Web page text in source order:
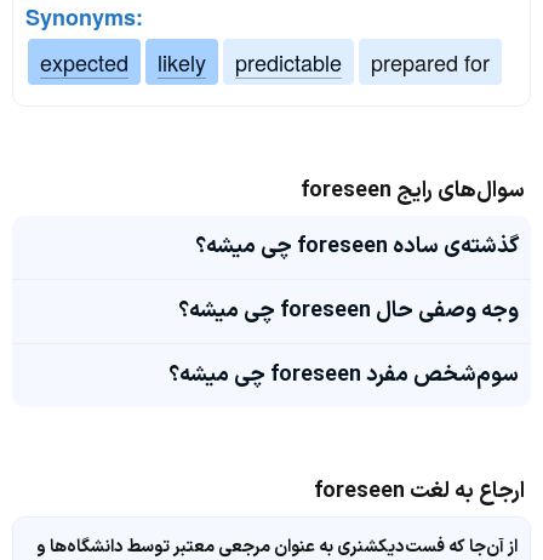
Synonyms:
expected
likely predictable prepared for
سوال‌های رایج foreseen
گذشته‌ی ساده foreseen چی میشه؟
وجه وصفی حال foreseen چی میشه؟
سوم‌شخص مفرد foreseen چی میشه؟
ارجاع به لغت foreseen
از آن‌جا که فست‌دیکشنری به عنوان مرجعی معتبر توسط دانشگاه‌ها و